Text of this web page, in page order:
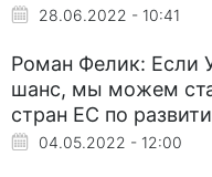
28.06.2022 - 10:41
Роман Фелик: Если
шанс, мы можем
стран ЕС по
04.05.2022 - 12:00